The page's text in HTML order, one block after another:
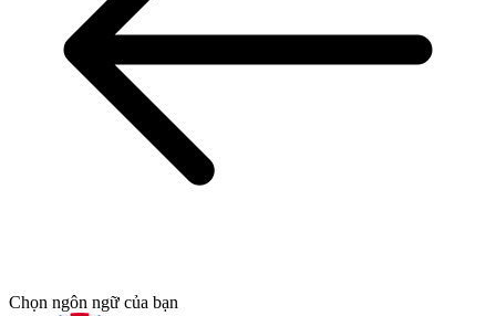
Chọn ngôn ngữ của bạn